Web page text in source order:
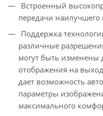
Встроенный
передачи наилучшего
Поддержка
различные
могут быть изменены
отображения на
дает возможность
параметры
максимального